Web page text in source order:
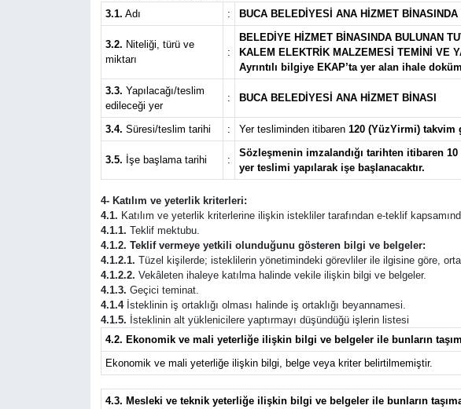
3.1. Adı : BUCA BELEDİYESİ ANA HİZMET
3.2. Niteliği, türü ve
miktarı
:
BELEDİYE HİZMET BİNASINDA BULUNAN
KALEM ELEKTRİK MALZEMESİ TEMİNİ VE
Ayrıntılı bilgiye EKAP’ta yer alan ihale
3.3. Yapılacağı/teslim
edileceği yer
: BUCA BELEDİYESİ ANA HİZMET BİNASI
3.4. Süresi/teslim tarihi : Yer tesliminden itibaren 120 (YüzYirmi) takvim
3.5. İşe başlama tarihi :
Sözleşmenin imzalandığı tarihten itibaren
yer teslimi yapılarak işe başlanacaktır.
4- Katılım ve yeterlik kriterleri:
4.1. Katılım ve yeterlik kriterlerine ilişkin istekliler tarafından e-teklif
4.1.1. Teklif mektubu.
4.1.2. Teklif vermeye yetkili olunduğunu gösteren bilgi ve belgeler:
4.1.2.1. Tüzel kişilerde; isteklilerin yönetimindeki görevliler ile ilgisine göre,
4.1.2.2. Vekâleten ihaleye katılma halinde vekile ilişkin bilgi ve belgeler.
4.1.3. Geçici teminat.
4.1.4İsteklinin iş ortaklığı olması halinde iş ortaklığı beyannamesi.
4.1.5. İsteklinin alt yüklenicilere yaptırmayı düşündüğü işlerin listesi
4.2. Ekonomik ve mali yeterliğe ilişkin bilgi ve belgeler ile bunların
Ekonomik ve mali yeterliğe ilişkin bilgi, belge veya kriter belirtilmemiştir.
4.3. Mesleki ve teknik yeterliğe ilişkin bilgi ve belgeler ile bunların